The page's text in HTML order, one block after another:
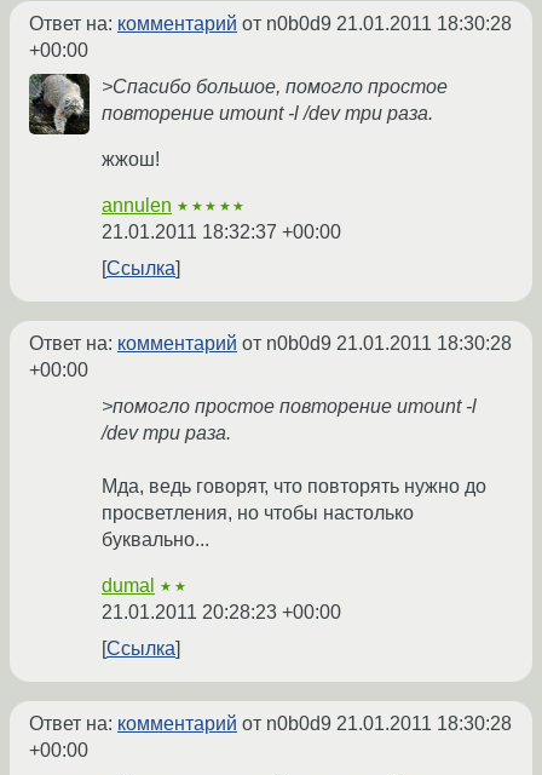
Ответ на: комментарий от n0b0d9 21.01.2011 18:30:28
+00:00
>Спасибо большое, помогло простое
повторение umount -l /dev три раза.
жжош!
annulen ★★★★★
21.01.2011 18:32:37 +00:00
Ссылка
Ответ на: комментарий от n0b0d9 21.01.2011 18:30:28
+00:00
>помогло простое повторение umount -l
/dev три раза.
Мда, ведь говорят, что повторять нужно до
просветления, но чтобы настолько
буквально...
dumal ★★
21.01.2011 20:28:23 +00:00
Ссылка
Ответ на: комментарий от n0b0d9 21.01.2011 18:30:28
+00:00